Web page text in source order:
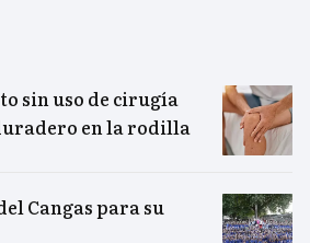
sin uso de cirugía
en la rodilla
Cangas para su